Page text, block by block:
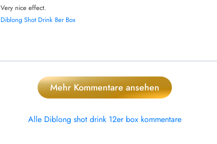
Very nice effect.
Diblong Shot Drink 8er Box
Mehr Kommentare ansehen
Alle Diblong shot drink 12er box kommentare